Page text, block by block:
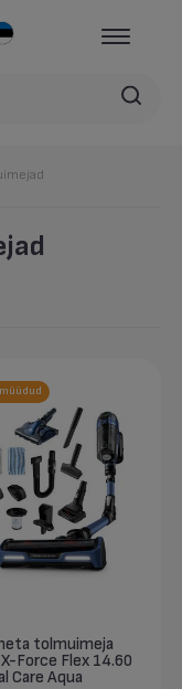
tolmuimeja
Force Flex 14.60
Care Aqua